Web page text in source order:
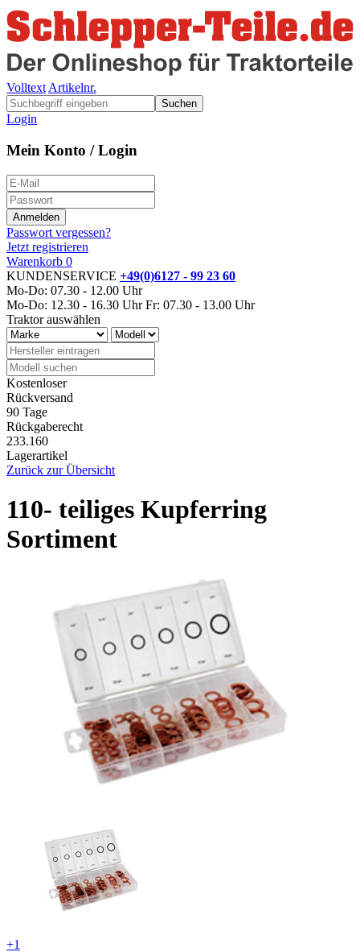
Volltext Artikelnr.
Suchen
Login
Mein Konto / Login
Passwort vergessen?
Jetzt registrieren
Warenkorb 0
KUNDENSERVICE +49(0)6127 - 99 23 60
Mo-Do: 07.30 - 12.00 Uhr
Mo-Do: 12.30 - 16.30 Uhr Fr: 07.30 - 13.00 Uhr
Traktor auswählen
Kostenloser
Rückversand
90 Tage
Rückgaberecht
233.160
Lagerartikel
Zurück zur Übersicht
110- teiliges Kupferring
Sortiment
+1